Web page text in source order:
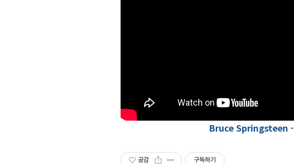
Bruce Springsteen -
공감 구독하기